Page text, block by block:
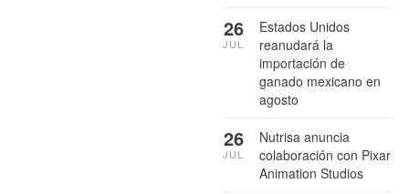
Estados Unidos
reanudará la
importación de
ganado mexicano en
agosto
26
JUL
Nutrisa anuncia
colaboración con Pixar
Animation Studios
26
JUL